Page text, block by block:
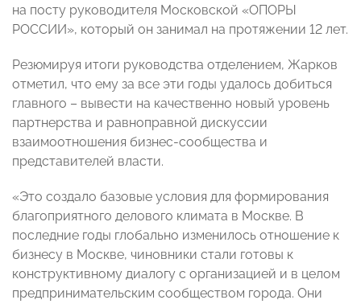
на посту руководителя Московской «ОПОРЫ
РОССИИ», который он занимал на протяжении 12 лет.
Резюмируя итоги руководства отделением, Жарков
отметил, что ему за все эти годы удалось добиться
главного – вывести на качественно новый уровень
партнерства и равноправной дискуссии
взаимоотношения бизнес-сообщества и
представителей власти.
«Это создало базовые условия для формирования
благоприятного делового климата в Москве. В
последние годы глобально изменилось отношение к
бизнесу в Москве, чиновники стали готовы к
конструктивному диалогу с организацией и в целом
предпринимательским сообществом города. Они